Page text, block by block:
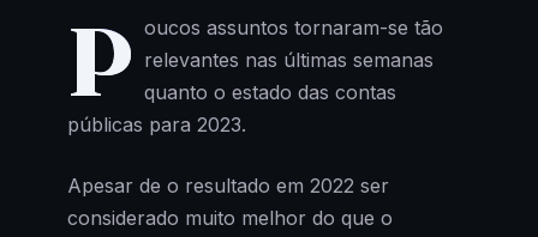
P oucos assuntos tornaram-se tão
relevantes nas últimas semanas
quanto o estado das contas
públicas para 2023.
Apesar de o resultado em 2022 ser
considerado muito melhor do que o